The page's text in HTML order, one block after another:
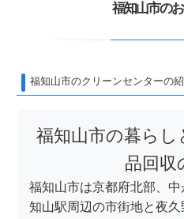
福知山市の
福知山市のクリーンセンターの
福知山市の暮らし
品回収
福知山市は京都府北部、
知山駅周辺の市街地と夜